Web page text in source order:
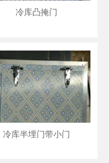
冷库凸掩门
冷库半埋门带小门